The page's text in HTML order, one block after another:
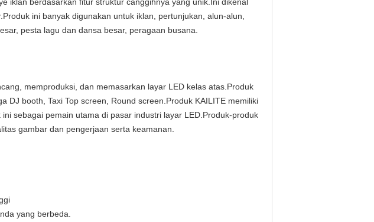
ini banyak digunakan untuk iklan, pertunjukan, alun-alun,
pesta lagu dan dansa besar, peragaan busana.
memproduksi, dan memasarkan layar LED kelas atas.Produk
booth, Taxi Top screen, Round screen.Produk KAILITE memiliki
sebagai pemain utama di pasar industri layar LED.Produk-produk
gambar dan pengerjaan serta keamanan.
yang berbeda.